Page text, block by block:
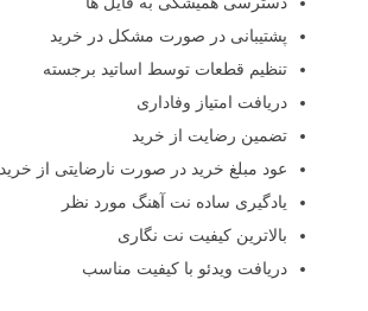
پشتیبانی در صورت مشکل در خرید
تنظیم قطعات توسط اساتید برجسته
دریافت امتیاز وفاداری
تضمین رضایت از خرید
عود مبلغ خرید در صورت نارضایتی از خرید
یادگیری ساده نت آهنگ مورد نظر
بالاترین کیفیت نت نگاری
دریافت ویدئو با کیفیت مناسب